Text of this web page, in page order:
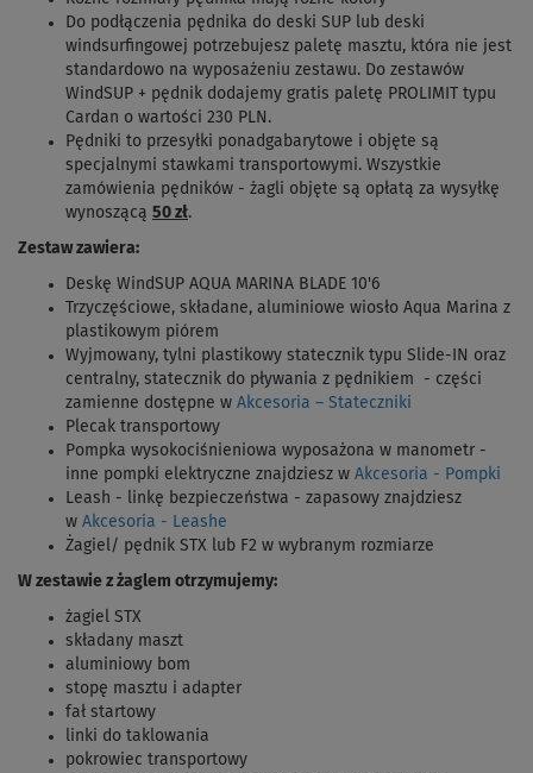
Do podłączenia pędnika do deski SUP lub deski
windsurfingowej potrzebujesz paletę masztu, która nie jest
standardowo na wyposażeniu zestawu. Do zestawów
WindSUP + pędnik dodajemy gratis paletę PROLIMIT typu
Cardan o wartości 230 PLN.
Pędniki to przesyłki ponadgabarytowe i objęte są
specjalnymi stawkami transportowymi. Wszystkie
zamówienia pędników - żagli objęte są opłatą za wysyłkę
wynoszącą 50 zł.
Zestaw zawiera:
Deskę WindSUP AQUA MARINA BLADE 10'6
Trzyczęściowe, składane, aluminiowe wiosło Aqua Marina z
plastikowym piórem
Wyjmowany, tylni plastikowy statecznik typu Slide-IN oraz
centralny, statecznik do pływania z pędnikiem - części
zamienne dostępne w Akcesoria – Stateczniki
Plecak transportowy
Pompka wysokociśnieniowa wyposażona w manometr -
inne pompki elektryczne znajdziesz w Akcesoria - Pompki
Leash - linkę bezpieczeństwa - zapasowy znajdziesz
w Akcesoria - Leashe
Żagiel/ pędnik STX lub F2 w wybranym rozmiarze
W zestawie z żaglem otrzymujemy:
żagiel STX
składany maszt
aluminiowy bom
stopę masztu i adapter
fał startowy
linki do taklowania
pokrowiec transportowy